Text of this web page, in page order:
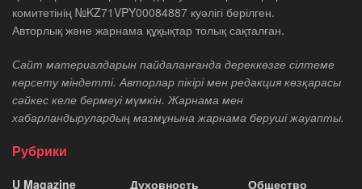
комитетінің №KZ71VPY00084887 куәлігі берілген.
Авторлық және жарнама құқықтар толық сақталған.
Сайт материалдарын пайдаланғанда дереккөзге сілтеме
көрсету міндетті. Авторлар пікірі мен редакция көзқарасы
сәйкес келе бермеуі мүмкін. Жарнама мен
хабарландырулардың мазмұнына жарнама беруші жауапты.
Рубрики
U Magazine Духовность Общество